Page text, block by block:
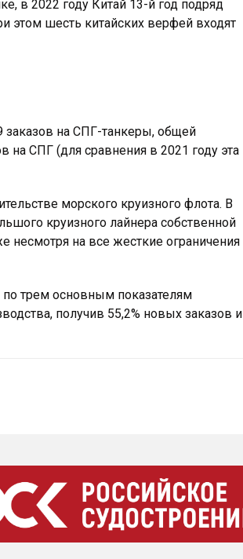
в 2022 году Китай 13-й год подряд
этом шесть китайских верфей входят
заказов на СПГ-танкеры, общей
на СПГ (для сравнения в 2021 году эта
морского круизного флота. В
круизного лайнера собственной
несмотря на все жесткие ограничения
трем основным показателям
получив 55,2% новых заказов и